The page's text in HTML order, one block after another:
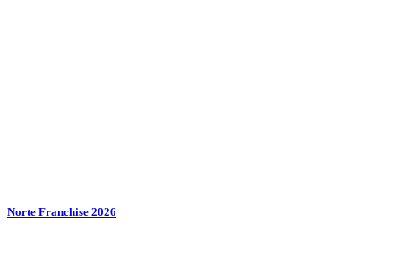
Norte Franchise 2026